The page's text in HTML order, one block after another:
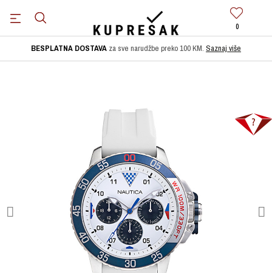
0
BESPLATNA DOSTAVA za sve narudžbe preko 100 KM. Saznaj više